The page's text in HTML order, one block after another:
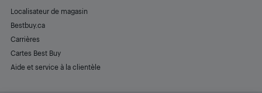
Localisateur de magasin
Bestbuy.ca
Carrières
Cartes Best Buy
Aide et service à la clientèle